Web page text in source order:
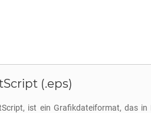
(.eps)
ist ein Grafikdateiformat, das in